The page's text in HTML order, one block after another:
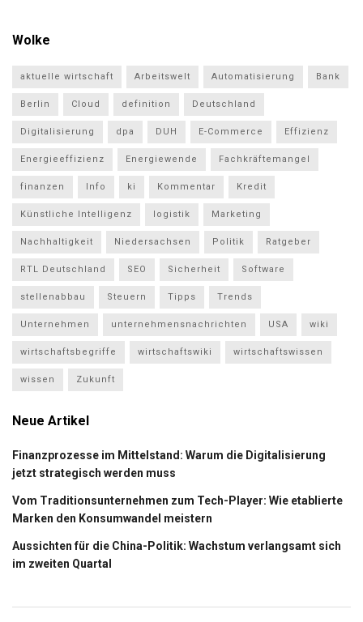
Wolke
aktuelle wirtschaft Arbeitswelt Automatisierung Bank
Berlin Cloud definition Deutschland
Digitalisierung dpa DUH E-Commerce Effizienz
Energieeffizienz Energiewende Fachkräftemangel
finanzen Info ki Kommentar Kredit
Künstliche Intelligenz logistik Marketing
Nachhaltigkeit Niedersachsen Politik Ratgeber
RTL Deutschland SEO Sicherheit Software
stellenabbau Steuern Tipps Trends
Unternehmen unternehmensnachrichten USA wiki
wirtschaftsbegriffe wirtschaftswiki wirtschaftswissen
wissen Zukunft
Neue Artikel
Finanzprozesse im Mittelstand: Warum die Digitalisierung
jetzt strategisch werden muss
Vom Traditionsunternehmen zum Tech-Player: Wie etablierte
Marken den Konsumwandel meistern
Aussichten für die China-Politik: Wachstum verlangsamt sich
im zweiten Quartal